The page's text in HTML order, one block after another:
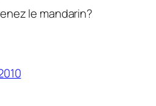
le mandarin?